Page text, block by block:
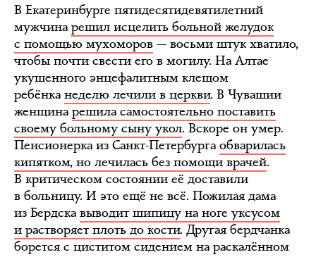
В Екатеринбурге пятидесятидевятилетний
мужчина решил исцелить больной желудок
с помощью мухоморов — восьми штук хватило,
чтобы почти свести его в могилу. На Алтае
укушенного энцефалитным клещом
ребёнка неделю лечили в церкви. В Чувашии
женщина решила самостоятельно поставить
своему больному сыну укол. Вскоре он умер.
Пенсионерка из Санкт-Петербурга обварилась
кипятком, но лечилась без помощи врачей.
В критическом состоянии её доставили
в больницу. И это ещё не всё. Пожилая дама
из Бердска выводит шипицу на ноге уксусом
и растворяет плоть до кости. Другая бердчанка
борется с циститом сидением на раскалённом